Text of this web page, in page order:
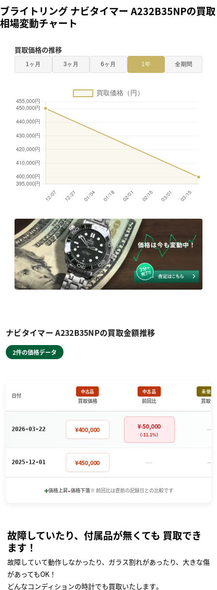
ブライトリング ナビタイマー A232B35NPの買取
相場変動チャート
買取価格の推移
1ヶ月 3ヶ月 6ヶ月 1年 全期間
ナビタイマー A232B35NPの買取金額推移
2件の価格データ
日付
中古品
買取価格
中古品
前回比
未使用
買取価
2026-03-22 ¥400,000 ¥-50,000
（-11.1%） －
2025-12-01 ¥450,000 － －
+価格上昇-価格下落※ 前回比は直前の記録日との比較です
故障していたり、付属品が無くても 買取でき
ます！
故障していて動作しなかったり、ガラス割れがあったり、大きな傷
があってもOK！
どんなコンディションの時計でも買取いたします｡